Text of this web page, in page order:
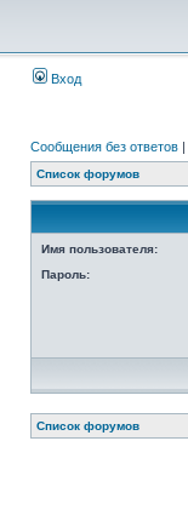
Вход
Сообщения без ответов |
Список форумов
Имя пользователя:
Пароль:
Список форумов